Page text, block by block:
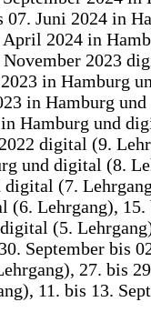
Juni 2024 in
2024 in
2023
in Hamburg
in Hamburg
Hamburg und
digital (9.
und digital (8.
(7.
(6. Lehrgang), 15.
(5.
September bis
27. bis
11. bis 13.